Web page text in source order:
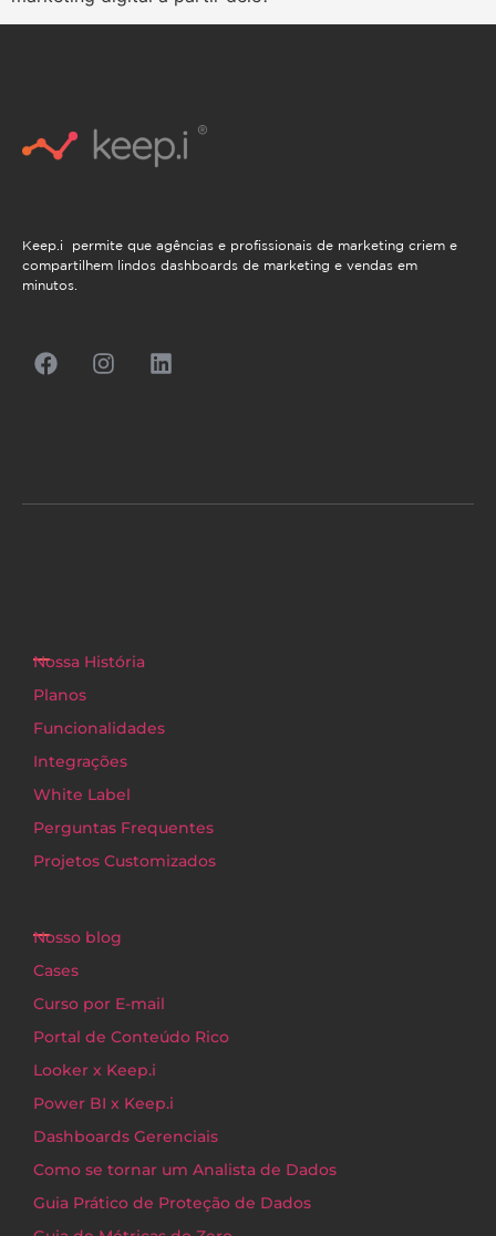
Keep.i permite que agências e profissionais de marketing criem e
compartilhem lindos dashboards de marketing e vendas em
minutos.
Nossa História
Planos
Funcionalidades
Integrações
White Label
Perguntas Frequentes
Projetos Customizados
Nosso blog
Cases
Curso por E-mail
Portal de Conteúdo Rico
Looker x Keep.i
Power BI x Keep.i
Dashboards Gerenciais
Como se tornar um Analista de Dados
Guia Prático de Proteção de Dados